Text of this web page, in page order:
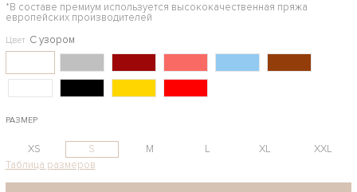
*В составе премиум используется высококачественная пряжа
европейских производителей
Цвет С узором
РАЗМЕР
XS S M L XL
XXL
Таблица размеров